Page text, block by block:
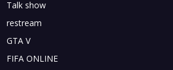
Talk show
restream
GTA V
FIFA ONLINE